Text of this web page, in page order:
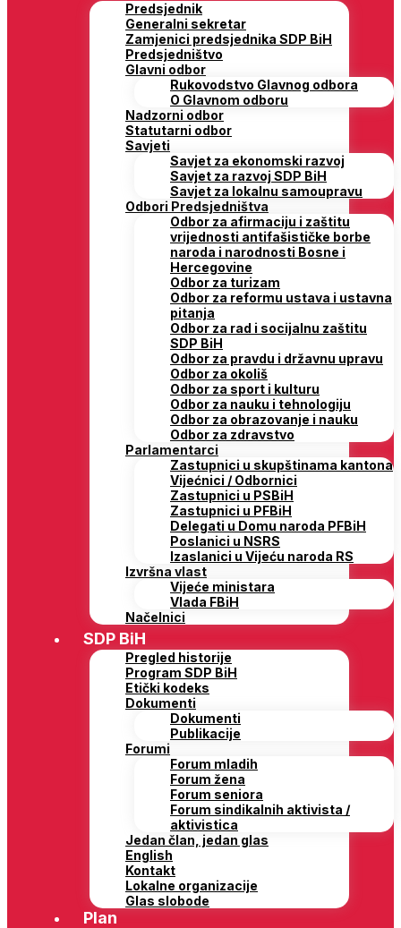
Predsjednik
Generalni sekretar
Zamjenici predsjednika SDP BiH
Predsjedništvo
Glavni odbor
Rukovodstvo Glavnog odbora
O Glavnom odboru
Nadzorni odbor
Statutarni odbor
Savjeti
Savjet za ekonomski razvoj
Savjet za razvoj SDP BiH
Savjet za lokalnu samoupravu
Odbori Predsjedništva
Odbor za afirmaciju i zaštitu
vrijednosti antifašističke borbe
naroda i narodnosti Bosne i
Hercegovine
Odbor za turizam
Odbor za reformu ustava i ustavna
pitanja
Odbor za rad i socijalnu zaštitu
SDP BiH
Odbor za pravdu i državnu upravu
Odbor za okoliš
Odbor za sport i kulturu
Odbor za nauku i tehnologiju
Odbor za obrazovanje i nauku
Odbor za zdravstvo
Parlamentarci
Zastupnici u skupštinama kantona
Vijećnici / Odbornici
Zastupnici u PSBiH
Zastupnici u PFBiH
Delegati u Domu naroda PFBiH
Poslanici u NSRS
Izaslanici u Vijeću naroda RS
Izvršna vlast
Vijeće ministara
Vlada FBiH
Načelnici
SDP BiH
Pregled historije
Program SDP BiH
Etički kodeks
Dokumenti
Dokumenti
Publikacije
Forumi
Forum mladih
Forum žena
Forum seniora
Forum sindikalnih aktivista /
aktivistica
Jedan član, jedan glas
English
Kontakt
Lokalne organizacije
Glas slobode
Plan